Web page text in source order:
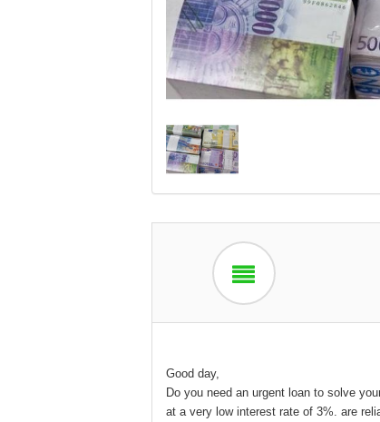
Good day,
Do you need an urgent loan to solve
at a very low interest rate of 3%. are